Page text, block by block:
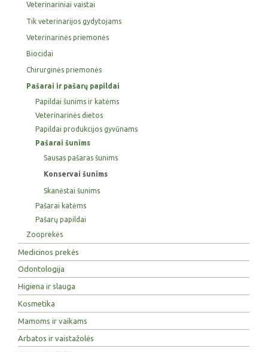
Veterinariniai vaistai
Tik veterinarijos gydytojams
Veterinarinės priemonės
Biocidai
Chirurginės priemonės
Pašarai ir pašarų papildai
Papildai šunims ir katėms
Veterinarinės dietos
Papildai produkcijos gyvūnams
Pašarai šunims
Sausas pašaras šunims
Konservai šunims
Skanėstai šunims
Pašarai katėms
Pašarų papildai
Zooprekės
Medicinos prekės
Odontologija
Higiena ir slauga
Kosmetika
Mamoms ir vaikams
Arbatos ir vaistažolės